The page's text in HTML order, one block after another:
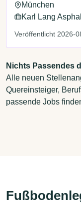
München
Karl Lang
Veröffentlicht 2026-
Nichts Passendes
Alle neuen
Quereinsteiger,
passende Jobs